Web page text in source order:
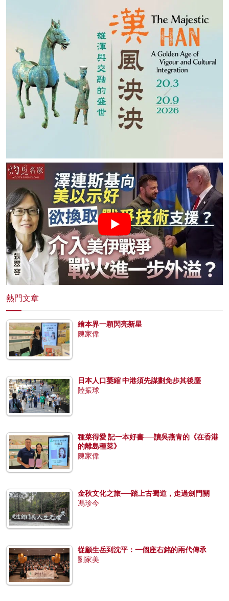
熱門文章
繪本界一顆閃亮新星
陳家偉
日本人口萎縮 中港須先謀劃免步其後塵
陸振球
種菜得愛 記一本好書──讀吳燕青的《在香港
的離島種菜》
陳家偉
金秋文化之旅──踏上古蜀道，走過劍門關
馮珍今
從顧生岳到沈平：一個座右銘的兩代傳承
劉家美